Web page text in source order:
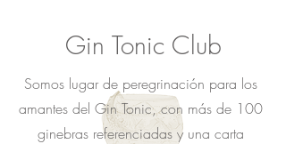
Gin Tonic Club
Somos lugar de peregrinación para los
amantes del Gin Tonic, con más de 100
ginebras referenciadas y una carta